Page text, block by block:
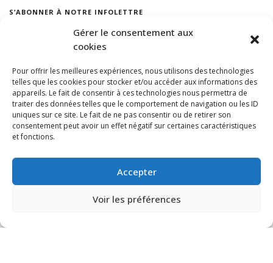
Gérer le consentement aux
cookies
Pour offrir les meilleures expériences, nous utilisons des technologies
telles que les cookies pour stocker et/ou accéder aux informations des
appareils. Le fait de consentir à ces technologies nous permettra de
traiter des données telles que le comportement de navigation ou les ID
uniques sur ce site. Le fait de ne pas consentir ou de retirer son
consentement peut avoir un effet négatif sur certaines caractéristiques
et fonctions.
Accepter
Voir les préférences
S’ABONNER À NOTRE INFOLETTRE